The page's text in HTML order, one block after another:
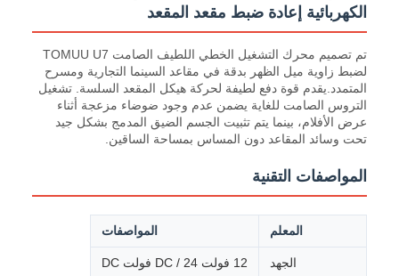
الكهربائية إعادة ضبط مقعد المقعد
تم تصميم محرك التشغيل الخطي اللطيف الصامت TOMUU U7
لضبط زاوية ميل الظهر بدقة في مقاعد السينما التجارية ومسرح
المتمدد.يقدم قوة دفع لطيفة لحركة هيكل المقعد السلسة. تشغيل
التروس الصامت للغاية يضمن عدم وجود ضوضاء مزعجة أثناء
عرض الأفلام، بينما يتم تثبيت الجسم الضيق المدمج بشكل جيد
تحت وسائد المقاعد دون المساس بمساحة الساقين.
المواصفات التقنية
المعلم المواصفات
الجهد 12 فولت DC / 24 فولت DC